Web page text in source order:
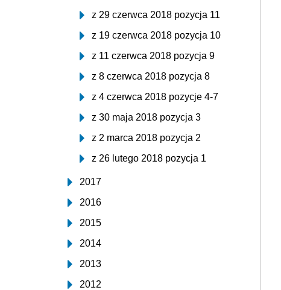
z 29 czerwca 2018 pozycja 11
z 19 czerwca 2018 pozycja 10
z 11 czerwca 2018 pozycja 9
z 8 czerwca 2018 pozycja 8
z 4 czerwca 2018 pozycje 4-7
z 30 maja 2018 pozycja 3
z 2 marca 2018 pozycja 2
z 26 lutego 2018 pozycja 1
2017
2016
2015
2014
2013
2012